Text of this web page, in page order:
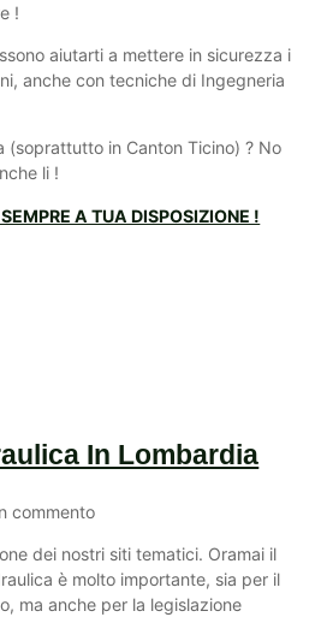
!
aiutarti a mettere in sicurezza i
anche con tecniche di Ingegneria
(soprattutto in Canton Ticino) ? No
li !
A TUA DISPOSIZIONE !
In Lombardia
commento
dei nostri siti tematici. Oramai il
è molto importante, sia per il
ma anche per la legislazione